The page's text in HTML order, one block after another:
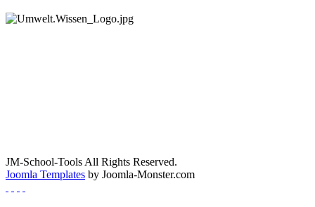
JM-School-Tools All Rights Reserved.
Joomla Templates by Joomla-Monster.com